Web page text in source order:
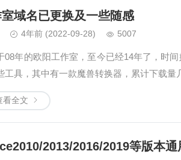
域名已更换及一些随感
4年前 (2022-09-28) 5007
08年的欧阳工作室，至今已经14年了，时
工具，其中有一款魔兽转换器，累计下载
看全文
2013/2016/2019等版本通